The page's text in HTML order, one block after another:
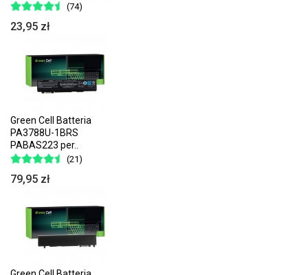
(74)
23,95 zł
Green Cell Batteria
PA3788U-1BRS
PABAS223 per..
(21)
79,95 zł